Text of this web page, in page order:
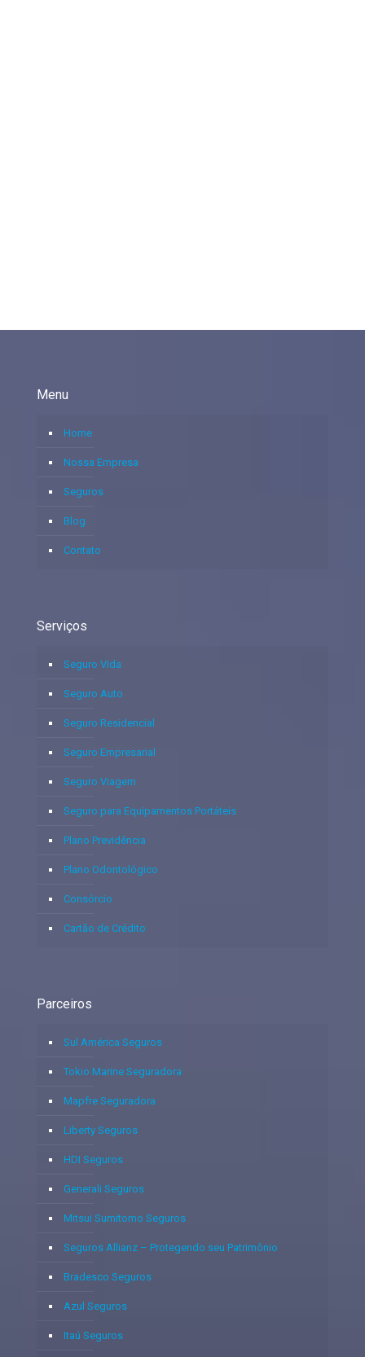
Menu
Home
Nossa Empresa
Seguros
Blog
Contato
Serviços
Seguro Vida
Seguro Auto
Seguro Residencial
Seguro Empresarial
Seguro Viagem
Seguro para Equipamentos Portáteis
Plano Previdência
Plano Odontológico
Consórcio
Cartão de Crédito
Parceiros
Sul América Seguros
Tokio Marine Seguradora
Mapfre Seguradora
Liberty Seguros
HDI Seguros
Generali Seguros
Mitsui Sumitomo Seguros
Seguros Allianz – Protegendo seu Patrimônio
Bradesco Seguros
Azul Seguros
Itaú Seguros